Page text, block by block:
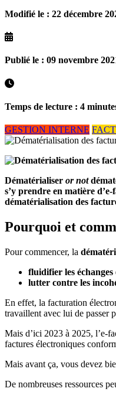
Modifié le : 22 décembre
Publié le : 09 novembre
Temps de lecture : 4
GESTION INTERNE
Dématérialiser or not
s’y prendre en matière
dématérialisation des
Pourquoi et
Pour commencer, la
fluidifier les échanges
lutter contre les
En effet, la facturation
travaillent avec lui de passer
Mais d’ici 2023 à 2025, l’e-
factures électroniques
Mais avant ça, vous devez
De nombreuses ressources